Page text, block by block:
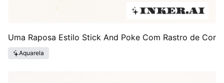
Uma Raposa Estilo Stick And Poke Com Rastro de Cor
Aquarela